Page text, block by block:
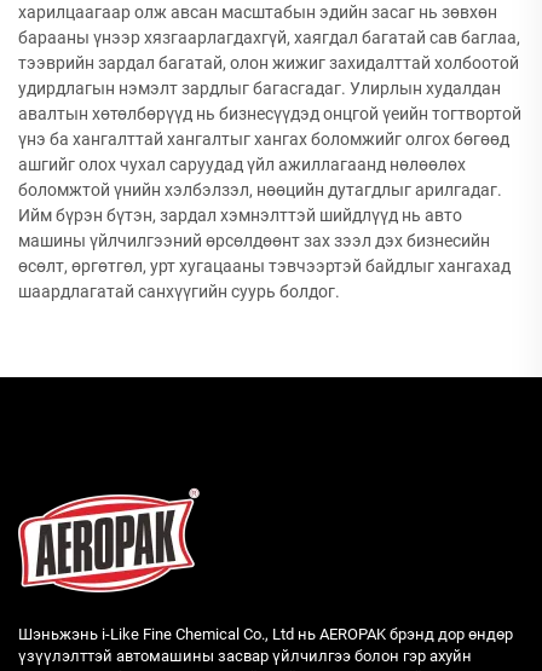
харилцаагаар олж авсан масштабын эдийн засаг нь зөвхөн
барааны үнээр хязгаарлагдахгүй, хаягдал багатай сав баглаа,
тээврийн зардал багатай, олон жижиг захидалттай холбоотой
удирдлагын нэмэлт зардлыг багасгадаг. Улирлын худалдан
авалтын хөтөлбөрүүд нь бизнесүүдэд онцгой үеийн тогтвортой
үнэ ба хангалттай хангалтыг хангах боломжийг олгох бөгөөд
ашгийг олох чухал саруудад үйл ажиллагаанд нөлөөлөх
боломжтой үнийн хэлбэлзэл, нөөцийн дутагдлыг арилгадаг.
Ийм бүрэн бүтэн, зардал хэмнэлттэй шийдлүүд нь авто
машины үйлчилгээний өрсөлдөөнт зах зээл дэх бизнесийн
өсөлт, өргөтгөл, урт хугацааны тэвчээртэй байдлыг хангахад
шаардлагатай санхүүгийн суурь болдог.
Шэньжэнь i-Like Fine Chemical Co., Ltd нь AEROPAK брэнд дор өндөр
үзүүлэлттэй автомашины засвар үйлчилгээ болон гэр ахуйн